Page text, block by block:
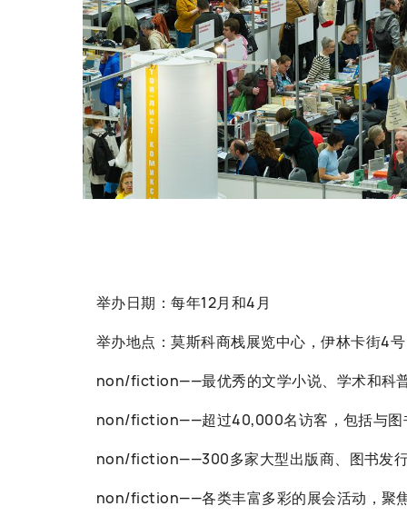
举办日期：每年12月和4月
举办地点：莫斯科商栈展览中心，伊林卡街4号
non/fiction——最优秀的文学小说、学术和科
non/fiction——超过40,000名访客，包括与图
non/fiction——300多家大型出版商、图书发
non/fiction——各类丰富多彩的展会活动，聚